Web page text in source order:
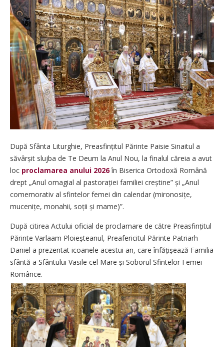
După Sfânta Liturghie, Prea­sfințitul Părinte Paisie Sinaitul a
săvârșit slujba de Te Deum la Anul Nou, la finalul căreia a avut
loc proclamarea anului 2026în Biserica Ortodoxă Română
drept „Anul omagial al pastorației familiei creș­tine” și „Anul
comemorativ al sfintelor femei din calendar (miro­nosițe,
muce­nițe, monahii, soții și mame)”.
După citirea Actului oficial de proclamare de către Preasfințitul
Părinte Varlaam Ploieșteanul, Preafericitul Părinte Patriarh
Daniel a prezentat icoanele acestui an, care înfățișează Familia
sfântă a Sfântului Vasile cel Mare și Soborul Sfintelor Femei
Românce.